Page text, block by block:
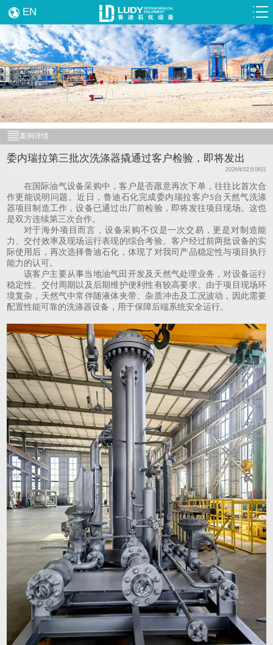
EN
案例详情
委内瑞拉第三批次洗涤器撬通过客户检验，即将发出
2026年02月06日
在国际油气设备采购中，客户是否愿意再次下单，往往比首次合
作更能说明问题。近日，鲁迪石化完成委内瑞拉客户 5台天然气洗涤
器项目制造工作，设备已通过出厂前检验，即将发往项目现场。这也
是双方连续第三次合作。
对于海外项目而言，设备采购不仅是一次交易，更是对制造能
力、交付效率及现场运行表现的综合考验。客户经过前两批设备的实
际使用后，再次选择鲁迪石化，体现了对我司产品稳定性与项目执行
能力的认可。
该客户主要从事当地油气田开发及天然气处理业务，对设备运行
稳定性、交付周期以及后期维护便利性有较高要求。由于项目现场环
境复杂，天然气中常伴随液体夹带、杂质冲击及工况波动，因此需要
配置性能可靠的洗涤器设备，用于保障后端系统安全运行。